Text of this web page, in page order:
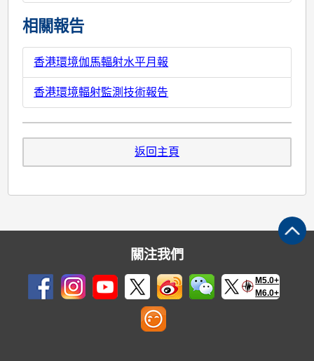
相關報告
香港環境伽馬輻射水平月報
香港環境輻射監測技術報告
返回主頁
關注我們
M5.0+
M6.0+